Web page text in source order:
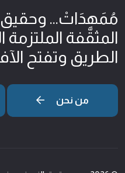
مُمَهِدَاتْ... وحقيق
المثقّفة الملتزمة
الطريق وتفتح
من نحن